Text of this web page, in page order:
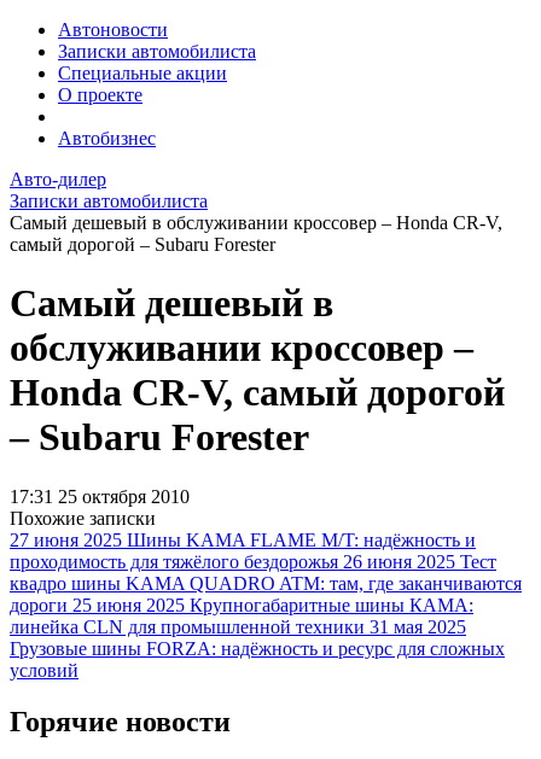
Автоновости
Записки автомобилиста
Специальные акции
О проекте
Автобизнес
Авто-дилер
Записки автомобилиста
Самый дешевый в обслуживании кроссовер – Honda CR-V,
самый дорогой – Subaru Forester
Самый дешевый в
обслуживании кроссовер –
Honda CR-V, самый дорогой
– Subaru Forester
17:31 25 октября 2010
Похожие записки
27 июня 2025 Шины KAMA FLAME M/T: надёжность и
проходимость для тяжёлого бездорожья 26 июня 2025 Тест
квадро шины KAMA QUADRO ATM: там, где заканчиваются
дороги 25 июня 2025 Крупногабаритные шины КАМА:
линейка CLN для промышленной техники 31 мая 2025
Грузовые шины FORZA: надёжность и ресурс для сложных
условий
Горячие новости